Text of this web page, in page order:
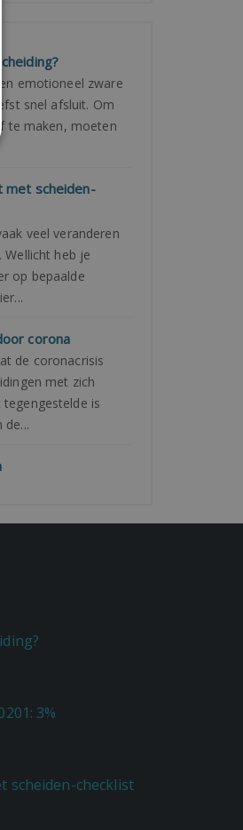
emotioneel zware
snel afsluit. Om
te maken, moeten
met scheiden-
veel veranderen
Wellicht heb je
op bepaalde
corona
de coronacrisis
met zich
is
de...
3%
scheiden-checklist